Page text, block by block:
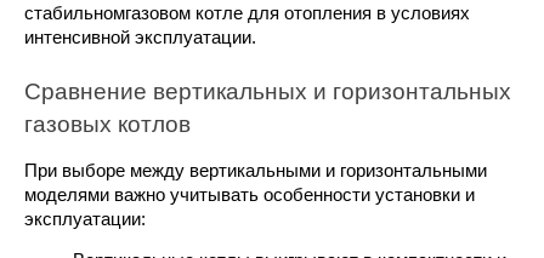
стабильномгазовом котле для отопления в условиях
интенсивной эксплуатации.
Сравнение вертикальных и горизонтальных
газовых котлов
При выборе между вертикальными и горизонтальными
моделями важно учитывать особенности установки и
эксплуатации: